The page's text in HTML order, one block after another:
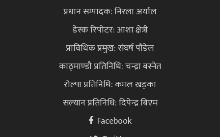
प्रधान सम्पादक: निरला अर्याल
डेस्क रिपोटर: आशा क्षेत्री
प्राविधिक प्रमुख: संघर्ष पौडेल
काठ्माण्डौ प्रतिनिधि: चन्द्रा बस्नेत
रोल्पा प्रतिनिधि: कमल खड्का
सल्यान प्रतिनिधि: दिपेन्द्र बिएम
Facebook